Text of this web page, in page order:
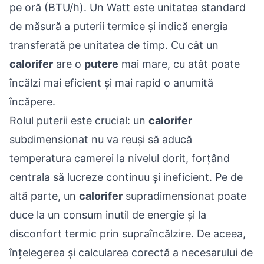
pe oră (BTU/h). Un Watt este unitatea standard
de măsură a puterii termice și indică energia
transferată pe unitatea de timp. Cu cât un
calorifer are o putere mai mare, cu atât poate
încălzi mai eficient și mai rapid o anumită
încăpere.
Rolul puterii este crucial: un calorifer
subdimensionat nu va reuși să aducă
temperatura camerei la nivelul dorit, forțând
centrala să lucreze continuu și ineficient. Pe de
altă parte, un calorifer supradimensionat poate
duce la un consum inutil de energie și la
disconfort termic prin supraîncălzire. De aceea,
înțelegerea și calcularea corectă a necesarului de